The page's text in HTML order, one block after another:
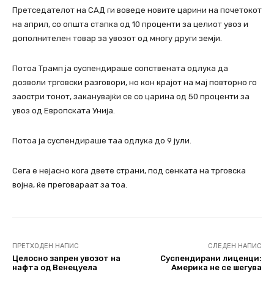
Претседателот на САД ги воведе новите царини на почетокот
на април, со општа стапка од 10 проценти за целиот увоз и
дополнителен товар за увозот од многу други земји.
Потоа Трамп ја суспендираше сопствената одлука да
дозволи трговски разговори, но кон крајот на мај повторно го
заостри тонот, заканувајќи се со царина од 50 проценти за
увоз од Европската Унија.
Потоа ја суспендираше таа одлука до 9 јули.
Сега е нејасно кога двете страни, под сенката на трговска
војна, ќе преговараат за тоа.
ПРЕТХОДЕН НАПИС
Целосно запрен увозот на
нафта од Венецуела
СЛЕДЕН НАПИС
Суспендирани лиценци:
Америка не се шегува